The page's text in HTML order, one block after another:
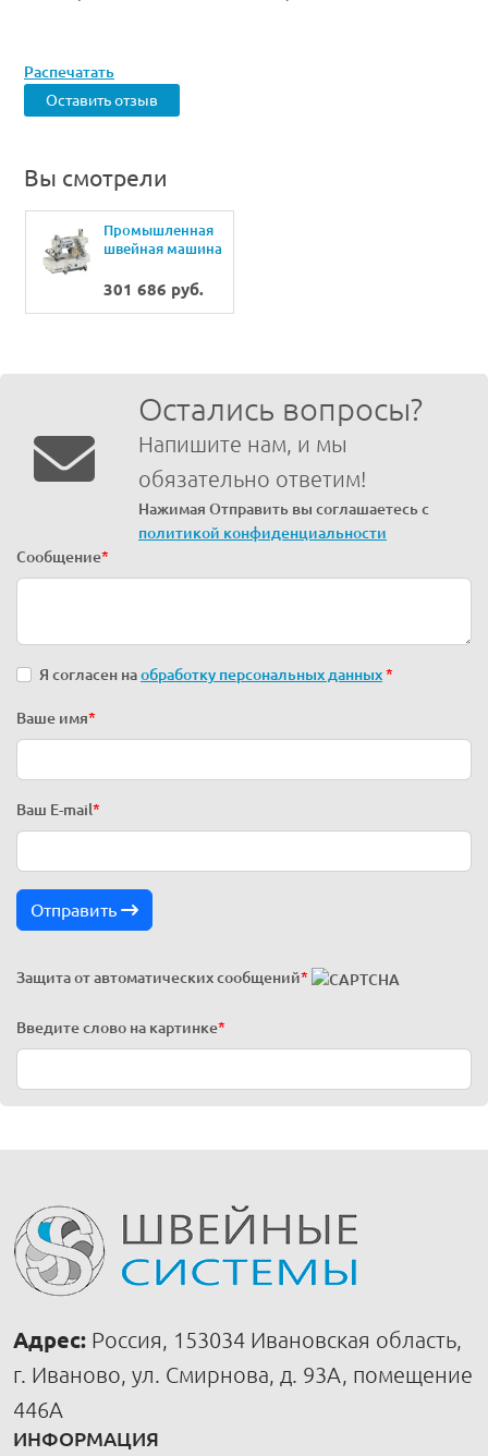
Распечатать
Оставить отзыв
Вы смотрели
Промышленная
швейная машина
B48(56)(64)/
301 686 руб.
Остались вопросы?
Напишите нам, и мы
обязательно ответим!
Нажимая Отправить вы соглашаетесь с
политикой конфиденциальности
Сообщение*
Я согласен наобработку персональных данных*
Ваше имя*
Ваш E-mail*
Отправить
Защита от автоматических сообщений*
Введите слово на картинке*
Адрес: Россия, 153034 Ивановская область,
г. Иваново, ул. Смирнова, д. 93А, помещение
446А
ИНФОРМАЦИЯ